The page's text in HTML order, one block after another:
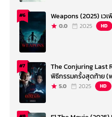
#6 Weapons (2025) เว
0.0 2025 HD
#7
The Conjuring Last
พิธีกรรมครั้งสุดท้าย (
5.0 2025 HD